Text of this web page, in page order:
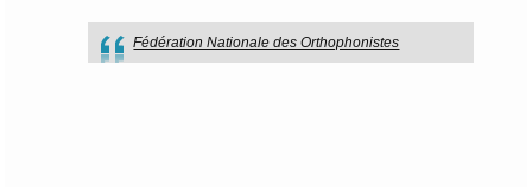
Fédération Nationale des Orthophonistes